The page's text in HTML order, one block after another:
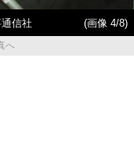
信社
(画像 4/8)
へ